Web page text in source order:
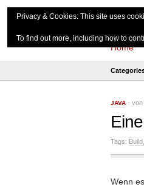
Home
JAVA - von
Tags: Build
Wenn
Privacy & Cookies: This site uses
To find out more, including how to